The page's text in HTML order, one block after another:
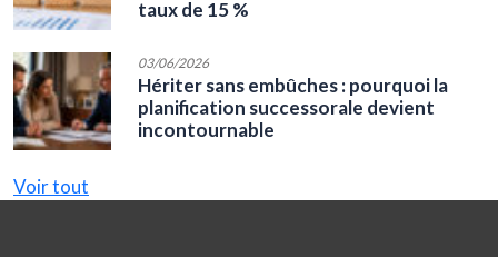
taux de 15 %
03/06/2026
Hériter sans embûches : pourquoi la
planification successorale devient
incontournable
Voir tout